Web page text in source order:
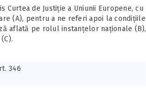
Curtea de Justiție a Uniunii Europene, cu
(A), pentru a ne referi apoi la condițiile
aflată pe rolul instanțelor naționale (B),
346